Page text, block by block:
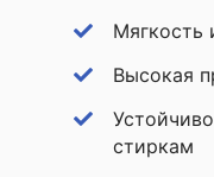
Мягкость
Высокая
стиркам